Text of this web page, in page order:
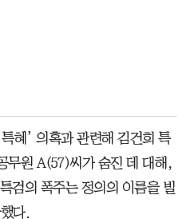
혜’ 의혹과 관련해 김건희 특
무원 A(57)씨가 숨진 데 대해,
검의 폭주는 정의의 이름을 빌
다.